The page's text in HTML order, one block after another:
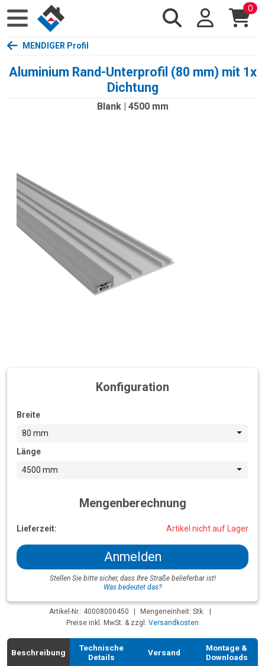
0
MENDIGER Profil
Aluminium Rand-Unterprofil (80 mm) mit 1x
Dichtung
Blank | 4500 mm
Konfiguration
Breite
80 mm
Länge
4500 mm
Mengenberechnung
Lieferzeit: Artikel nicht auf Lager
Anmelden
Stellen Sie bitte sicher, dass Ihre Straße belieferbar ist!
Was bedeutet das?
Artikel-Nr.: 40008000450 Mengeneinheit: Stk.
Preise inkl. MwSt. & zzgl. Versandkosten
Beschreibung
Technische
Details
Versand
Montage &
Downloads